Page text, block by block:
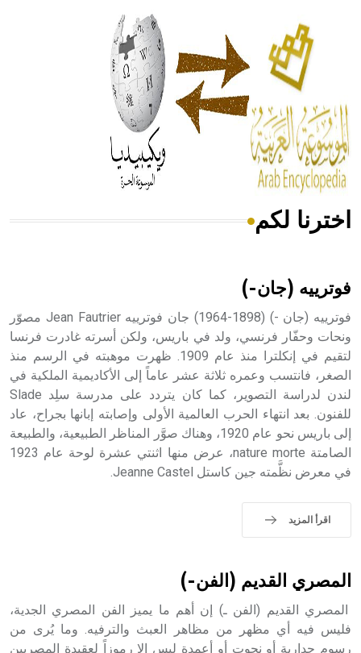
الحكم، الأدلة، تنظيم التغذية، ورسالته في جروح الرأس. ويعود
له الفضل بأنه حرر الطب من الدين والفلسفة.
- هل تعلم أن المرجان إفراز حيواني يتكون في البحر ويتركب
من مادة كربونات الكلسيوم، وهو أحمر أو شديد الحمرة وهو
أجود أنواعه، ويمتاز بكبر الحجم ويسمى الش
هل تعلم أن الأبسيد كلمة فرنسية اللفظ تم اعتمادها مصطلحاً
- هل تعلم أن أبجر Abgar اسم معروف جيداً يعود إلى عدد من
الملوك الذين حكموا مدينة إديسا (الرها) من أبجر الأول وحتى
التاسع، وهم ينتسبون إلى أسرة أوسروين
حيث تقتصر القيمة الصوتية للعلامة الك
اخترنا لكم
فوترييه (جان-)
فوترييه (جان -) (1898-1964) جان فوترييه Jean Fautrier مصوّر
ونحات وحفّار فرنسي، ولد في باريس، ولكن أسرته غادرت فرنسا
لتقيم في إنكلترا منذ عام 1909. ظهرت موهبته في الرسم منذ
الصغر، فانتسب وعمره ثلاثة عشر عاماً إلى الأكاديمية الملكية في
لندن لدراسة التصوير، كما كان يتردد على مدرسة سلِد Slade
للفنون. بعد انتهاء الحرب العالمية الأولى وإصابته إبانها بجراح، عاد
إلى باريس نحو عام 1920، وهناك صوَّر المناظر الطبيعية، والطبيعة
الصامتة nature morte، عرض منها اثنتي عشرة لوحة عام 1923
في معرض نظَّمته جين كاستل Jeanne Castel.
اقرأ المزيد
المصري القديم (الفن-)
المصري القديم (الفن ـ) إن أهم ما يميز الفن المصري الجدية،
فليس فيه أي مظهر من مظاهر العبث والترفيه. وما يُرى من
رسوم جدارية أو نحوت أو أعمدة ليس إلا رموزاً لعقيدة المصريين